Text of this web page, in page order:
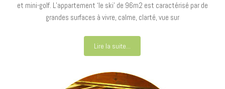
et mini-golf. L’appartement ‘le ski’ de 96m2 est caractérisé par de
grandes surfaces à vivre, calme, clarté, vue sur
Lire la suite...